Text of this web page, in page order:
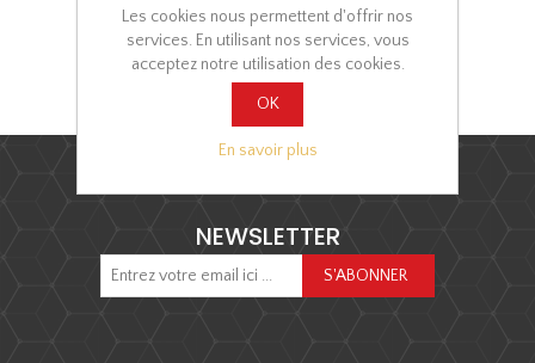
NEWSLETTER
Les cookies nous permettent d'offrir nos
services. En utilisant nos services, vous
acceptez notre utilisation des cookies.
OK
En savoir plus